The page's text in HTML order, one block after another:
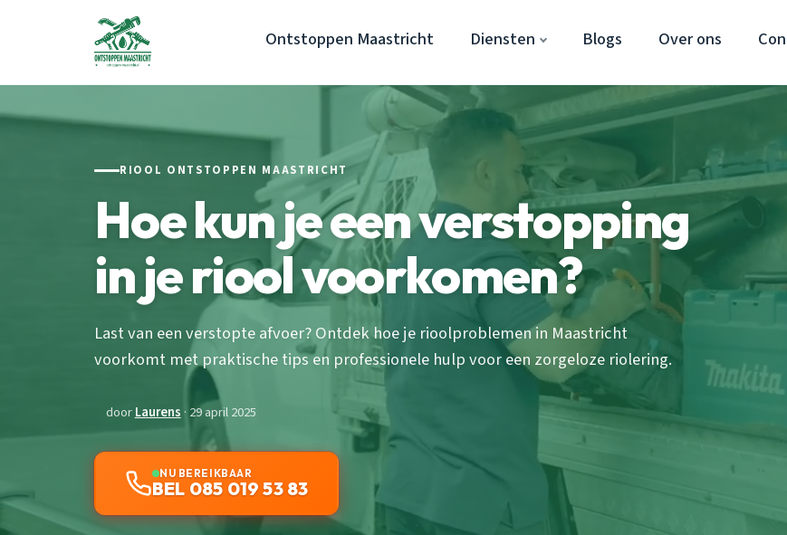
Ontstoppen Maastricht Diensten Blogs Over ons
RIOOL ONTSTOPPEN MAASTRICHT
Hoe kun je een verstopping
in je riool voorkomen?
Last van een verstopte afvoer? Ontdek hoe je rioolproblemen in Maastricht
voorkomt met praktische tips en professionele hulp voor een zorgeloze riolering.
doorLaurens · 29 april 2025
NU BEREIKBAAR
BEL 085 019 53 83